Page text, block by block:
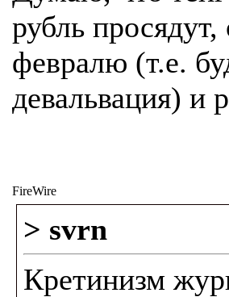
рубль
февралю (т.е.
девальвация) и
FireWire
> svrn
Кретинизм